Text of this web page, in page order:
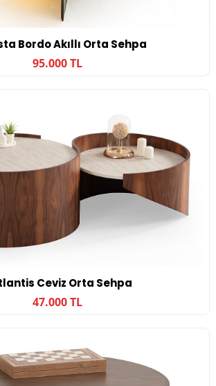
Bordo Akıllı Orta Sehpa
95.000 TL
Ceviz Orta Sehpa
47.000 TL